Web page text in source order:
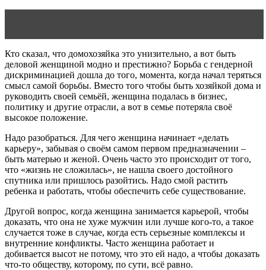
Кто сказал, что домохозяйка это унизительно, а вот быть
деловой женщиной модно и престижно? Борьба с гендерной
дискриминацией дошла до того, момента, когда начал теряться
смысл самой борьбы. Вместо того чтобы быть хозяйкой дома и
руководить своей семьёй, женщина подалась в бизнес,
политику и другие отрасли, а вот в семье потеряла своё
высокое положение.
Надо разобраться. Для чего женщина начинает «делать
карьеру», забывая о своём самом первом предназначении –
быть матерью и женой. Очень часто это происходит от того,
что «жизнь не сложилась», не нашла своего достойного
спутника или пришлось разойтись. Надо смой растить
ребенка и работать, чтобы обеспечить себе существование.
Другой вопрос, когда женщина занимается карьерой, чтобы
доказать, что она не хуже мужчин или лучше кого-то, а такое
случается тоже в случае, когда есть серьезные комплексы и
внутренние конфликты. Часто женщина работает и
добивается высот не потому, что это ей надо, а чтобы доказать
что-то обществу, которому, по сути, всё равно.